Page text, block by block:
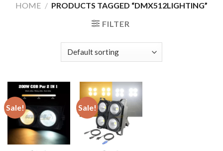
HOME / PRODUCTS TAGGED “DMX512LIGHTING”
FILTER
Sale! Sale!